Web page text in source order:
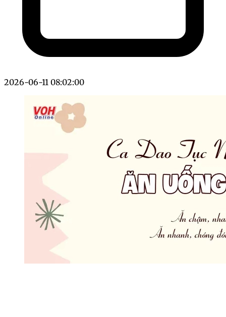
2026-06-11 08:02:00